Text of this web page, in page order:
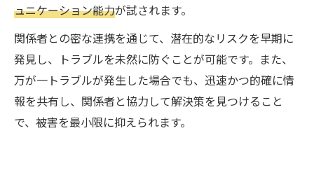
ュニケーション能力が試されます。
関係者との密な連携を通じて、潜在的なリスクを早期に
発見し、トラブルを未然に防ぐことが可能です。また、
万が一トラブルが発生した場合でも、迅速かつ的確に情
報を共有し、関係者と協力して解決策を見つけること
で、被害を最小限に抑えられます。